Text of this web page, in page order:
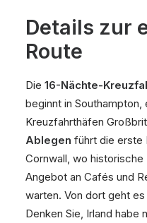
Details zur
Route
Die 16-Nächte-
beginnt in
Kreuzfahrthäfen
Ablegen führt die erste
Cornwall, wo historische
Angebot an Cafés und
warten. Von dort geht
Denken Sie, Irland habe